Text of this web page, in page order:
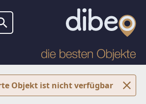
Objekt ist nicht verfügbar